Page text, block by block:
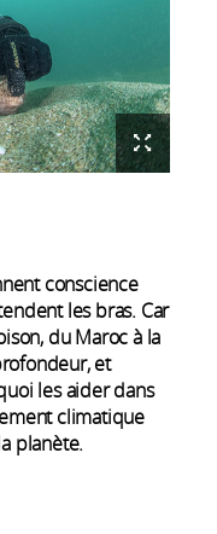
conscience
les bras. Car
du Maroc à la
et
les aider dans
climatique
planète.